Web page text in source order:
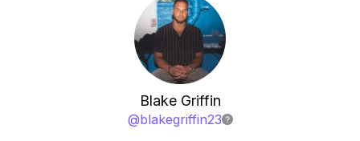
Blake Griffin
@blakegriffin23